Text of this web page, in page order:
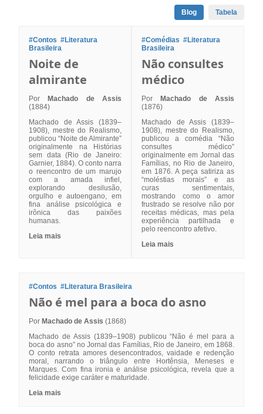
Blog Tabela
#Contos #Literatura
Brasileira
Noite de
almirante
Por
Machado de Assis
(1884)
Machado de Assis (1839–
1908), mestre do Realismo,
publicou “Noite de Almirante”
originalmente na Histórias
sem data (Rio de Janeiro:
Garnier, 1884). O conto narra
o reencontro de um marujo
com a amada infiel,
explorando desilusão,
orgulho e autoengano, em
fina análise psicológica e
irônica das paixões
humanas.
Leia mais
#Comédias #Literatura
Brasileira
Não consultes
médico
Por
Machado de Assis
(1876)
Machado de Assis (1839–
1908), mestre do Realismo,
publicou a comédia “Não
consultes médico”
originalmente em Jornal das
Famílias, no Rio de Janeiro,
em 1876. A peça satiriza as
“moléstias morais” e as
curas sentimentais,
mostrando como o amor
frustrado se resolve não por
receitas médicas, mas pela
experiência partilhada e
pelo reencontro afetivo.
Leia mais
#Contos #Literatura Brasileira
Não é mel para a boca do asno
Por Machado de Assis (1868)
Machado de Assis (1839–1908) publicou “Não é mel para a
boca do asno” no Jornal das Famílias, Rio de Janeiro, em 1868.
O conto retrata amores desencontrados, vaidade e redenção
moral, narrando o triângulo entre Hortênsia, Meneses e
Marques. Com fina ironia e análise psicológica, revela que a
felicidade exige caráter e maturidade.
Leia mais